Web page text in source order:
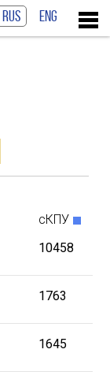
RUS ENG
сКПУ
10458
1763
1645